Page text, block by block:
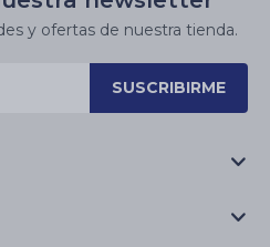
y ofertas de nuestra tienda.
SUSCRIBIRME